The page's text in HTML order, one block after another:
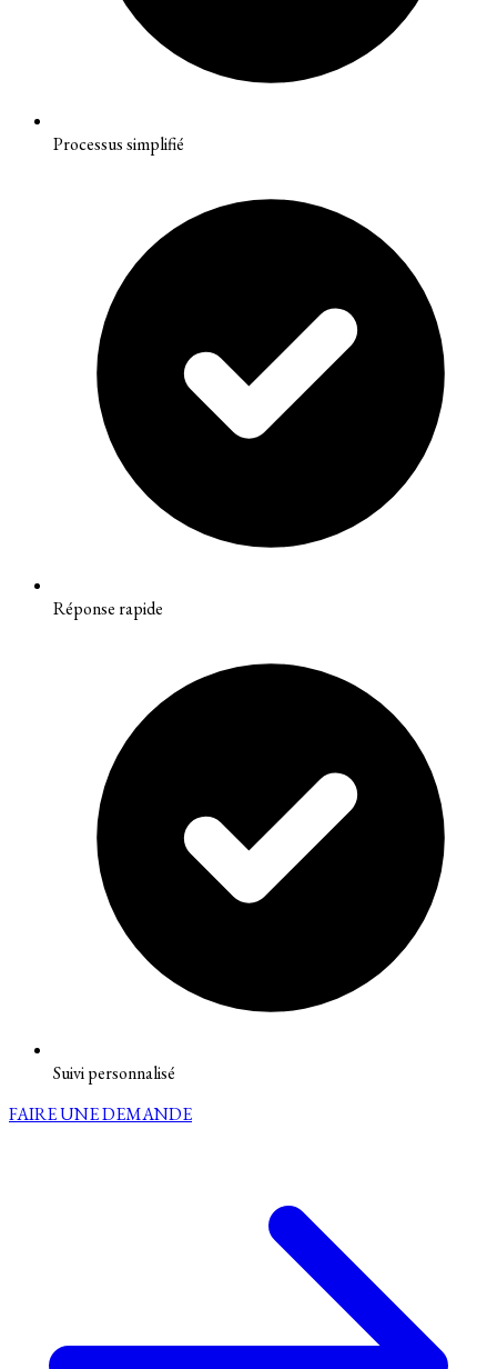
Processus simplifié
Réponse rapide
Suivi personnalisé
FAIRE UNE DEMANDE